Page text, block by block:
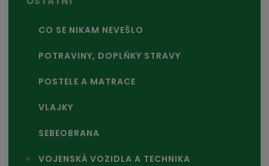
CO SE NIKAM NEVEŠLO
POTRAVINY, DOPLŇKY STRAVY
POSTELE A MATRACE
VLAJKY
SEBEOBRANA
VOJENSKÁ VOZIDLA A TECHNIKA